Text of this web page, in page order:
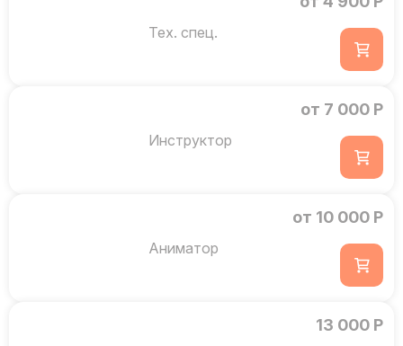
Тех. спец.
Инструктор
от 7 000 Р
Аниматор
от 10 000 Р
13 000 Р